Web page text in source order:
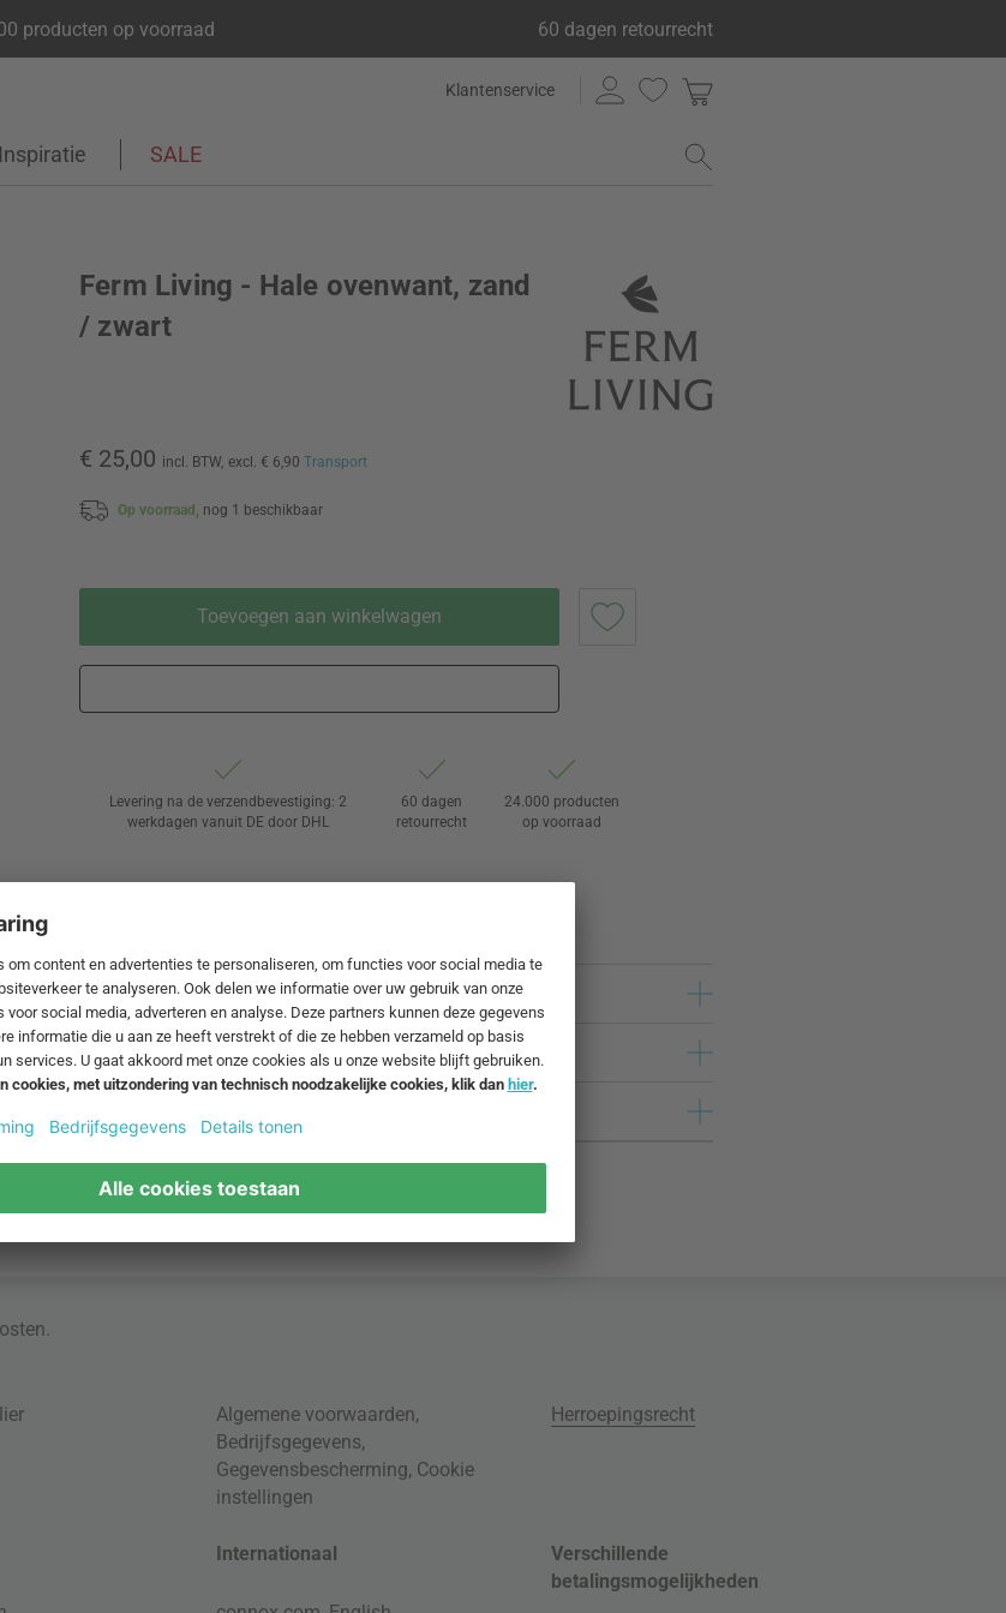
producten op voorraad 60 dagen retourrecht
Klantenservice
Inspiratie SALE
Ferm Living - Hale ovenwant, zand
/ zwart
€ 25,00 incl. BTW, excl. € 6,90 Transport
Op voorraad, nog 1 beschikbaar
Toevoegen aan winkelwagen
Levering na de verzendbevestiging: 2
werkdagen vanuit DE door DHL
60 dagen
retourrecht
24.000 producten
op voorraad
.
Algemene voorwaarden,
Bedrijfsgegevens,
Gegevensbescherming, Cookie
instellingen
Herroepingsrecht
Internationaal
Verschillende
betalingsmogelijkheden